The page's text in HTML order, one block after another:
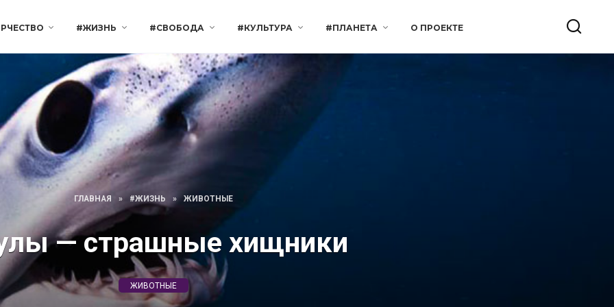
#ЖИЗНЬ #СВОБОДА #КУЛЬТУРА #ПЛАНЕТА О ПРОЕКТЕ
ГЛАВНАЯ » #ЖИЗНЬ » ЖИВОТНЫЕ
— страшные хищники
ЖИВОТНЫЕ